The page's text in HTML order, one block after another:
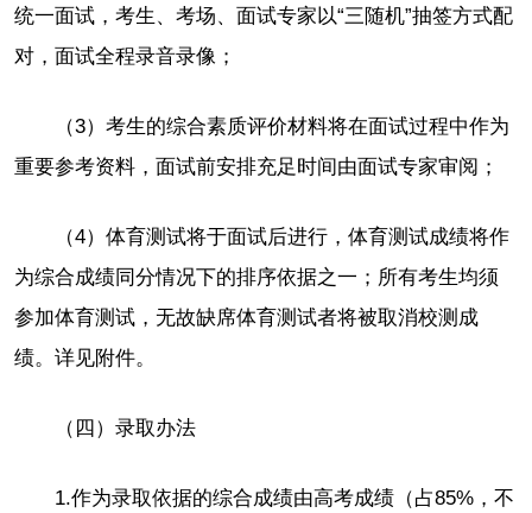
统一面试，考生、考场、面试专家以“三随机”抽签方式配
对，面试全程录音录像；
（3）考生的综合素质评价材料将在面试过程中作为
重要参考资料，面试前安排充足时间由面试专家审阅；
（4）体育测试将于面试后进行，体育测试成绩将作
为综合成绩同分情况下的排序依据之一；所有考生均须
参加体育测试，无故缺席体育测试者将被取消校测成
绩。详见附件。
（四）录取办法
1.作为录取依据的综合成绩由高考成绩（占85%，不